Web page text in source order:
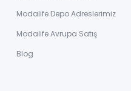
Modalife Depo Adreslerimiz
Modalife Avrupa Satış
Blog